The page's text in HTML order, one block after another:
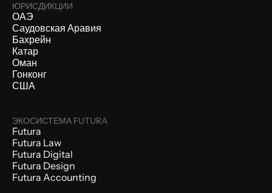
ЮРИСДИКЦИИ
ОАЭ
Саудовская Аравия
Бахрейн
Катар
Оман
Гонконг
США
ЭКОСИСТЕМА FUTURA
Futura
Futura Law
Futura Digital
Futura Design
Futura Accounting